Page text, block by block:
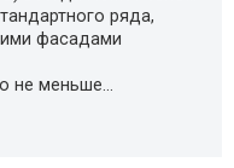
ряда,
фасадами
не меньше…